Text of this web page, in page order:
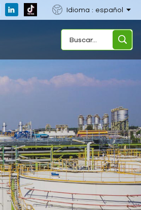
Idioma : español